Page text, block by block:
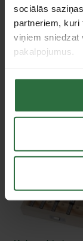
sociālās
partneriem,
viņiem sniedzat
pakalpojumus.
Tie, kas
Failed to load